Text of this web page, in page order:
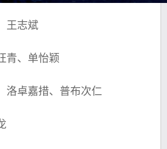
志斌
、单怡颖
卓嘉措、普布次仁